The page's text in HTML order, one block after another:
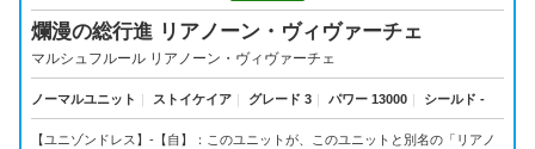
爛漫の総行進 リアノーン・ヴィヴァーチェ
マルシュフルール リアノーン・ヴィヴァーチェ
ノーマルユニット ｜ ストイケイア ｜ グレード 3 ｜ パワー 13000 ｜ シールド -
【ユニゾンドレス】-【自】：このユニットが、このユニットと別名の「リアノ